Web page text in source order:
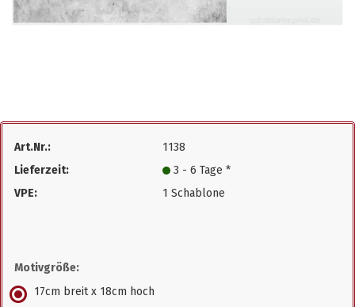
Art.Nr.:
1138
Lieferzeit:
3 - 6 Tage *
VPE:
1 Schablone
Motivgröße:
17cm breit x 18cm hoch